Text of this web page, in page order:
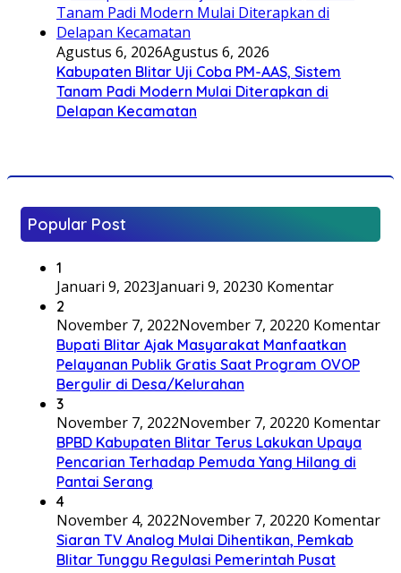
Agustus 6, 2026Agustus 6, 2026
Kabupaten Blitar Uji Coba PM-AAS, Sistem
Tanam Padi Modern Mulai Diterapkan di
Delapan Kecamatan
Popular Post
1
Januari 9, 2023Januari 9, 20230 Komentar
2
November 7, 2022November 7, 20220 Komentar
Bupati Blitar Ajak Masyarakat Manfaatkan
Pelayanan Publik Gratis Saat Program OVOP
Bergulir di Desa/Kelurahan
3
November 7, 2022November 7, 20220 Komentar
BPBD Kabupaten Blitar Terus Lakukan Upaya
Pencarian Terhadap Pemuda Yang Hilang di
Pantai Serang
4
November 4, 2022November 7, 20220 Komentar
Siaran TV Analog Mulai Dihentikan, Pemkab
Blitar Tunggu Regulasi Pemerintah Pusat